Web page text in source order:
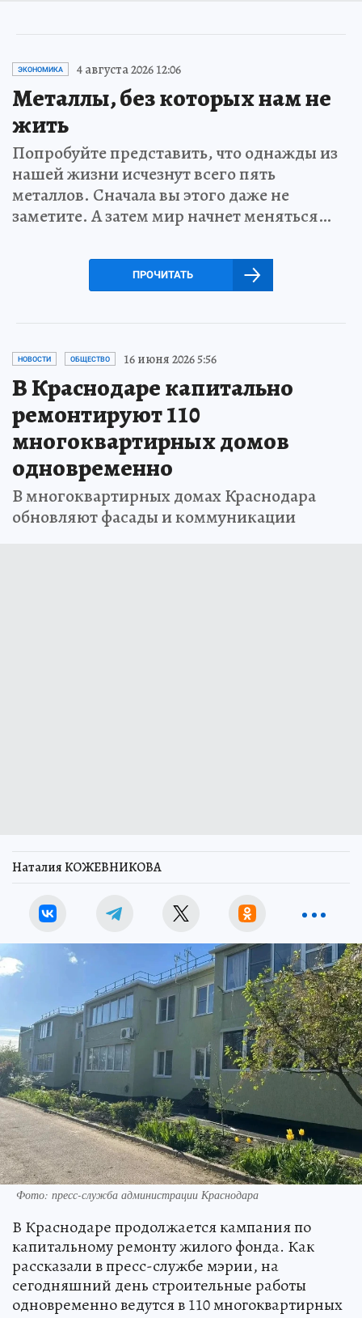
ЭКОНОМИКА 4 августа 2026 12:06
Металлы, без которых нам не
жить
Попробуйте представить, что однажды из
нашей жизни исчезнут всего пять
металлов. Сначала вы этого даже не
заметите. А затем мир начнет меняться…
ПРОЧИТАТЬ
НОВОСТИ ОБЩЕСТВО 16 июня 2026 5:56
В Краснодаре капитально
ремонтируют 110
многоквартирных домов
одновременно
В многоквартирных домах Краснодара
обновляют фасады и коммуникации
Наталия КОЖЕВНИКОВА
Фото: пресс-служба администрации Краснодара
В Краснодаре продолжается кампания по
капитальному ремонту жилого фонда. Как
рассказали в пресс-службе мэрии, на
сегодняшний день строительные работы
одновременно ведутся в 110 многоквартирных